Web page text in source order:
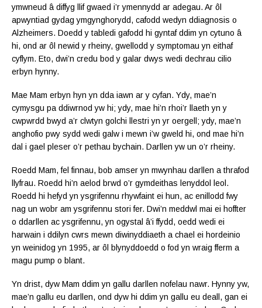
ymwneud â diffyg llif gwaed i’r ymennydd ar adegau. Ar ôl
apwyntiad gydag ymgynghorydd, cafodd wedyn ddiagnosis o
Alzheimers. Doedd y tabledi gafodd hi gyntaf ddim yn cytuno â
hi, ond ar ôl newid y rheiny, gwellodd y symptomau yn eithaf
cyflym. Eto, dwi’n credu bod y galar dwys wedi dechrau cilio
erbyn hynny.
Mae Mam erbyn hyn yn dda iawn ar y cyfan. Ydy, mae’n
cymysgu pa ddiwrnod yw hi; ydy, mae hi’n rhoi’r llaeth yn y
cwpwrdd bwyd a’r clwtyn golchi llestri yn yr oergell; ydy, mae’n
anghofio pwy sydd wedi galw i mewn i’w gweld hi, ond mae hi’n
dal i gael pleser o’r pethau bychain. Darllen yw un o’r rheiny.
Roedd Mam, fel finnau, bob amser yn mwynhau darllen a thrafod
llyfrau. Roedd hi’n aelod brwd o’r gymdeithas lenyddol leol.
Roedd hi hefyd yn ysgrifennu rhywfaint ei hun, ac enillodd fwy
nag un wobr am ysgrifennu stori fer. Dwi’n meddwl mai ei hoffter
o ddarllen ac ysgrifennu, yn ogystal â’i ffydd, oedd wedi ei
harwain i ddilyn cwrs mewn diwinyddiaeth a chael ei hordeinio
yn weinidog yn 1995, ar ôl blynyddoedd o fod yn wraig fferm a
magu pump o blant.
Yn drist, dyw Mam ddim yn gallu darllen nofelau nawr. Hynny yw,
mae’n gallu eu darllen, ond dyw hi ddim yn gallu eu deall, gan ei